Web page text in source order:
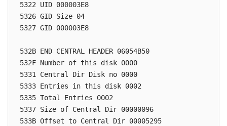
5322 UID 000003E8
5326 GID Size 04
5327 GID 000003E8
532B END CENTRAL HEADER 06054B50
532F Number of this disk 0000
5331 Central Dir Disk no 0000
5333 Entries in this disk 0002
5335 Total Entries 0002
5337 Size of Central Dir 00000096
533B Offset to Central Dir 00005295